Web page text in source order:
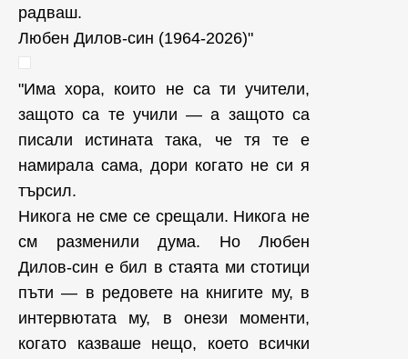
радваш.
Любен Дилов-син (1964-2026)"
"Има хора, които не са ти учители,
защото са те учили — а защото са
писали истината така, че тя те е
намирала сама, дори когато не си я
търсил.
Никога не сме се срещали. Никога не
см разменили дума. Но Любен
Дилов-син е бил в стаята ми стотици
пъти — в редовете на книгите му, в
интервютата му, в онези моменти,
когато казваше нещо, което всички